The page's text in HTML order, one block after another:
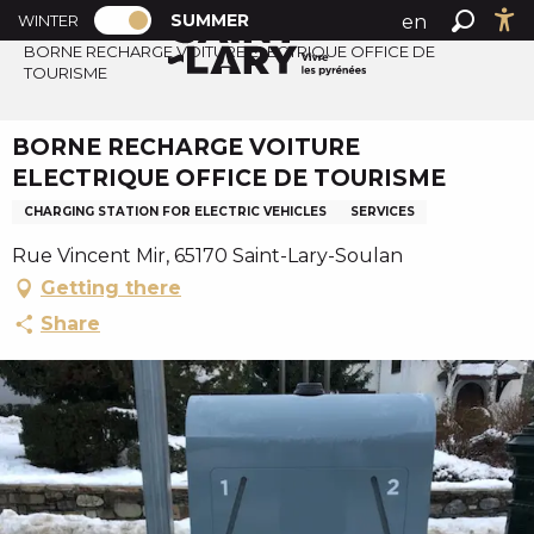
A
l
l
r
a
u
c
o
n
t
e
n
u
p
r
i
n
PAGE D’ACCUEIL ACTUELLE ÉTÉ : PASSER EN MODE
WINTER PAGE D’ACCUEIL ACTUELLE ÉTÉ :
SUMMER
en
Search
Summer home
BORNE RECHARGE VOITURE ELECTRIQUE OFFICE DE
TOURISME
BORNE RECHARGE VOITURE
ELECTRIQUE OFFICE DE TOURISME
CHARGING STATION FOR ELECTRIC VEHICLES SERVICES
Rue Vincent Mir, 65170 Saint-Lary-Soulan
Getting there
Share